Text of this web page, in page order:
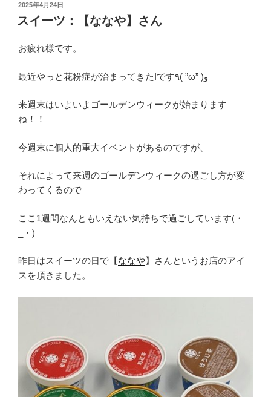
投
稿
日:
2025年4月24日
スイーツ：【ななや】さん
お疲れ様です。
最近やっと花粉症が治まってきたIです٩( ”ω” )و
来週末はいよいよゴールデンウィークが始まります
ね！！
今週末に個人的重大イベントがあるのですが、
それによって来週のゴールデンウィークの過ごし方が変
わってくるので
ここ1週間なんともいえない気持ちで過ごしています(・
_・)
昨日はスイーツの日で【ななや】さんというお店のアイ
スを頂きました。